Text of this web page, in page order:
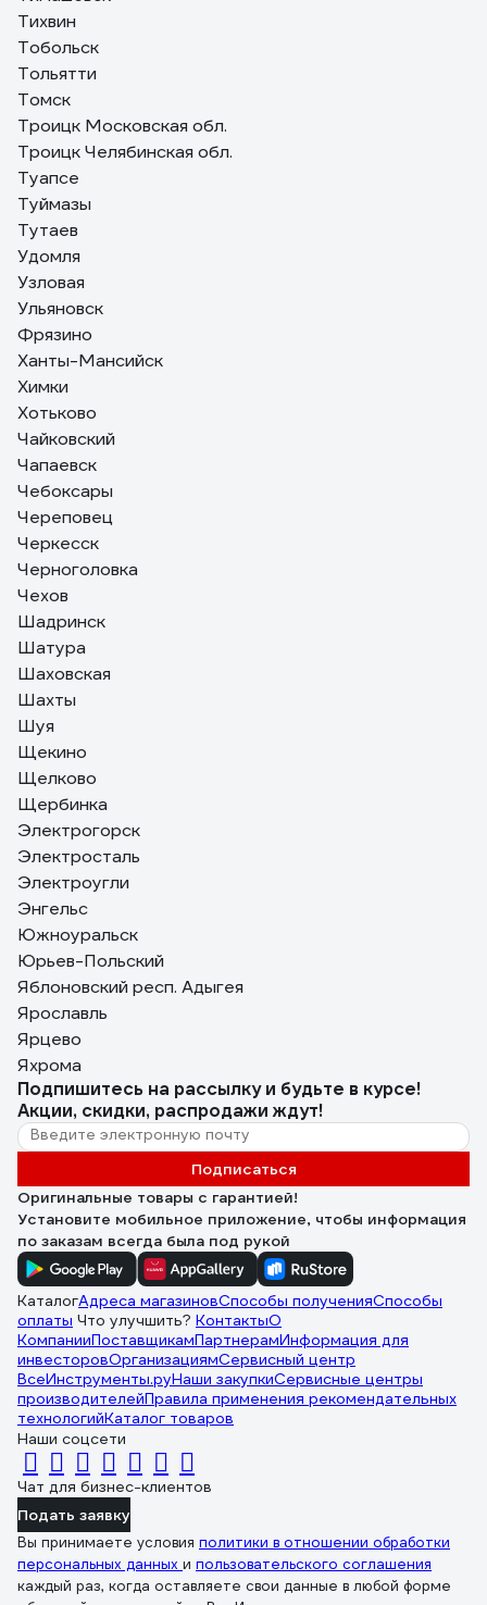
Тихвин
Тобольск
Тольятти
Томск
Троицк Московская обл.
Троицк Челябинская обл.
Туапсе
Туймазы
Тутаев
Удомля
Узловая
Ульяновск
Фрязино
Ханты-Мансийск
Химки
Хотьково
Чайковский
Чапаевск
Чебоксары
Череповец
Черкесск
Черноголовка
Чехов
Шадринск
Шатура
Шаховская
Шахты
Шуя
Щекино
Щелково
Щербинка
Электрогорск
Электросталь
Электроугли
Энгельс
Южноуральск
Юрьев-Польский
Яблоновский респ. Адыгея
Ярославль
Ярцево
Яхрома
Подпишитесь на рассылкуи будьте в курсе!
Акции, скидки, распродажи ждут!
Подписаться
Оригинальные товары с гарантией!
Установите мобильное приложение, чтобы информация
по заказам всегда была под рукой
КаталогАдреса магазиновСпособы полученияСпособы
оплаты Что улучшить? КонтактыО
КомпанииПоставщикамПартнерамИнформация для
инвесторовОрганизациямСервисный центр
ВсеИнструменты.руНаши закупкиСервисные центры
производителейПравила применения рекомендательных
технологийКаталог товаров
Наши соцсети
Чат для бизнес-клиентов
Подать заявку
Вы принимаете условия политики в отношении обработки
персональных данных и пользовательского соглашения
каждый раз, когда оставляете свои данные в любой форме